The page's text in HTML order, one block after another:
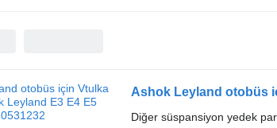
Ashok Leyland otobüs
Diğer süspansiyon yedek